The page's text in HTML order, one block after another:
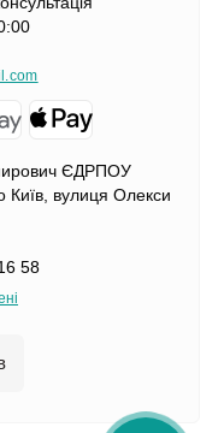
ЄДРПОУ
Київ, вулиця Олекси
58